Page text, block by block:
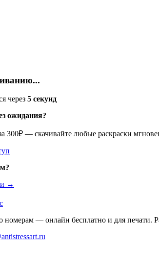
через 5 секунд
ожидания?
300₽ — скачивайте любые раскраски
→
номерам — онлайн бесплатно и для печати.